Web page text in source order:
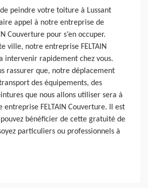
de peindre votre toiture à Lussant
appel à notre entreprise de
Couverture pour s’en occuper.
ville, notre entreprise FELTAIN
intervenir rapidement chez vous.
rassurer que, notre déplacement
des équipements, des
que nous allons utiliser sera à
entreprise FELTAIN Couverture. Il est
bénéficier de cette gratuité de
particuliers ou professionnels à